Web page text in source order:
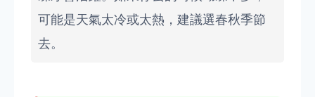
可能是天氣太冷或太熱，建議選春秋季節
去。